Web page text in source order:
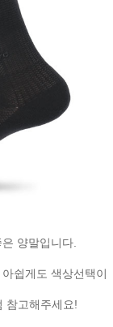
양말입니다.
쉽게도 색상선택이
참고해주세요!